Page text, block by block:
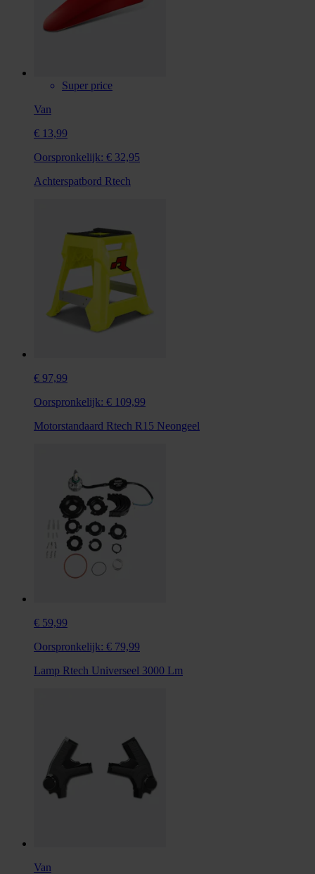
Super price
Van
€ 13,99
Oorspronkelijk: € 32,95
Achterspatbord Rtech
€ 97,99
Oorspronkelijk: € 109,99
Motorstandaard Rtech R15 Neongeel
€ 59,99
Oorspronkelijk: € 79,99
Lamp Rtech Universeel 3000 Lm
Van